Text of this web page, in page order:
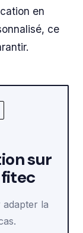
en
ce
sur
adapter la